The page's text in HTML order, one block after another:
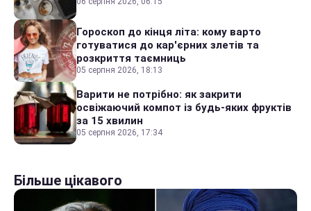
Гороскоп до кінця літа: кому варто
готуватися до кар'єрних злетів та
розкриття таємниць
05 серпня 2026, 18:13
Варити не потрібно: як закрити
освіжаючий компот із будь-яких фруктів
за 15 хвилин
05 серпня 2026, 17:34
Більше цікавого